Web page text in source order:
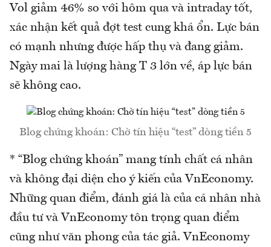
Vol giảm 46% so với hôm qua và intraday tốt,
xác nhận kết quả đợt test cung khá ổn. Lực bán
có mạnh nhưng được hấp thụ và đang giảm.
Ngày mai là lượng hàng T 3 lớn về, áp lực bán
sẽ không cao.
Blog chứng khoán: Chờ tín hiệu “test” dòng tiền 5
* “Blog chứng khoán” mang tính chất cá nhân
và không đại diện cho ý kiến của VnEconomy.
Những quan điểm, đánh giá là của cá nhân nhà
đầu tư và VnEconomy tôn trọng quan điểm
cũng như văn phong của tác giả. VnEconomy